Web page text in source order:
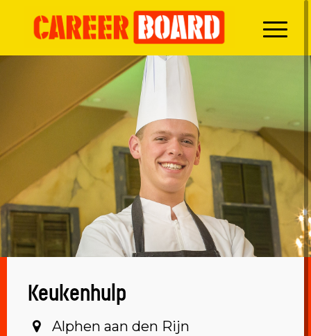
Keukenhulp
Alphen aan den Rijn ‎